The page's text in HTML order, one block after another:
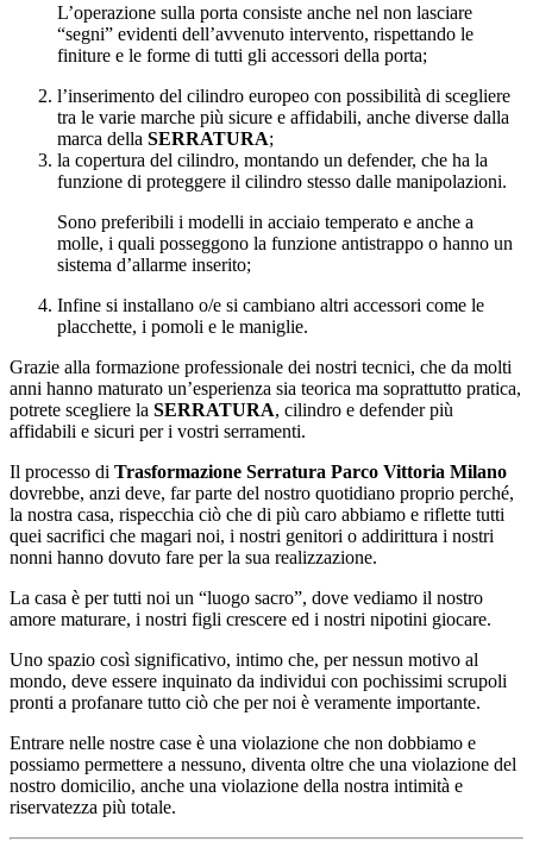
L’operazione sulla porta consiste anche nel non lasciare
“segni” evidenti dell’avvenuto intervento, rispettando le
finiture e le forme di tutti gli accessori della porta;
l’inserimento del cilindro europeo con possibilità di scegliere
tra le varie marche più sicure e affidabili, anche diverse dalla
marca della SERRATURA;
la copertura del cilindro, montando un defender, che ha la
funzione di proteggere il cilindro stesso dalle manipolazioni.
Sono preferibili i modelli in acciaio temperato e anche a
molle, i quali posseggono la funzione antistrappo o hanno un
sistema d’allarme inserito;
Infine si installano o/e si cambiano altri accessori come le
placchette, i pomoli e le maniglie.
Grazie alla formazione professionale dei nostri tecnici, che da molti
anni hanno maturato un’esperienza sia teorica ma soprattutto pratica,
potrete scegliere la SERRATURA, cilindro e defender più
affidabili e sicuri per i vostri serramenti.
Il processo di Trasformazione Serratura Parco Vittoria Milano
dovrebbe, anzi deve, far parte del nostro quotidiano proprio perché,
la nostra casa, rispecchia ciò che di più caro abbiamo e riflette tutti
quei sacrifici che magari noi, i nostri genitori o addirittura i nostri
nonni hanno dovuto fare per la sua realizzazione.
La casa è per tutti noi un “luogo sacro”, dove vediamo il nostro
amore maturare, i nostri figli crescere ed i nostri nipotini giocare.
Uno spazio così significativo, intimo che, per nessun motivo al
mondo, deve essere inquinato da individui con pochissimi scrupoli
pronti a profanare tutto ciò che per noi è veramente importante.
Entrare nelle nostre case è una violazione che non dobbiamo e
possiamo permettere a nessuno, diventa oltre che una violazione del
nostro domicilio, anche una violazione della nostra intimità e
riservatezza più totale.